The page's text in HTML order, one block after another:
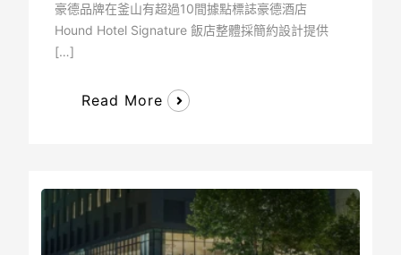
豪德品牌在釜山有超過10間據點標誌豪德酒店
Hound Hotel Signature 飯店整體採簡約設計提供
[…]
Read More